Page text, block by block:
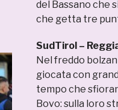
del Bassano che
che getta tre
SudTirol –
Nel freddo
giocata con
tempo che
Bovo: sulla loro